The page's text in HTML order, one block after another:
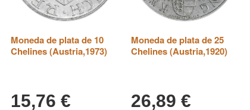
Moneda de plata de 10
Chelines (Austria,1973)
15,76€
Moneda de plata de 25
Chelines (Austria,1920)
26,89 €